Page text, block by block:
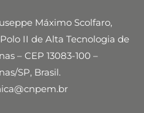
Máximo Scolfaro,
II de Alta Tecnologia de
– CEP 13083-100 –
SP, Brasil.